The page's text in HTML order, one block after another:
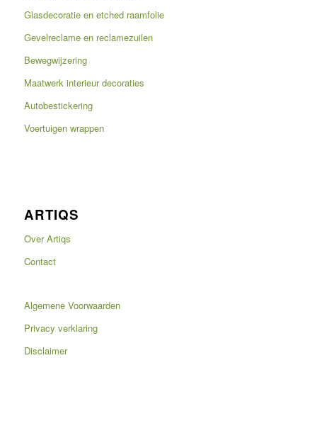
Glasdecoratie en etched raamfolie
Gevelreclame en reclamezuilen
Bewegwijzering
Maatwerk interieur decoraties
Autobestickering
Voertuigen wrappen
ARTIQS
Over Artiqs
Contact
Algemene Voorwaarden
Privacy verklaring
Disclaimer